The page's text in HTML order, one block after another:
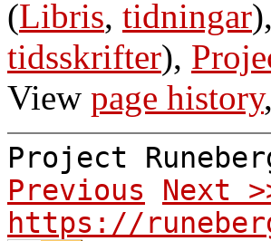
(Libris, tidningar
tidsskrifter),
View page history,
Project
Previous
Next
https://